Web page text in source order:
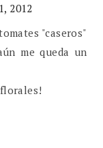
2012
"caseros"
me queda un